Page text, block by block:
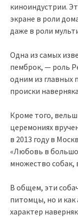
киноиндустрии.
экране в роли
даже в роли
Одна из самых
пемброк, — роль
одним из главных
происки
Кроме того,
церемониях
в 2013 году в
«Любовь в
множество собак,
В общем, эти
питомцы, но и
характер